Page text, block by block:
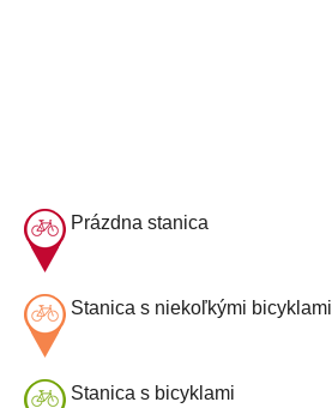
Prázdna stanica
Stanica s niekoľkými bicyklami
Stanica s bicyklami